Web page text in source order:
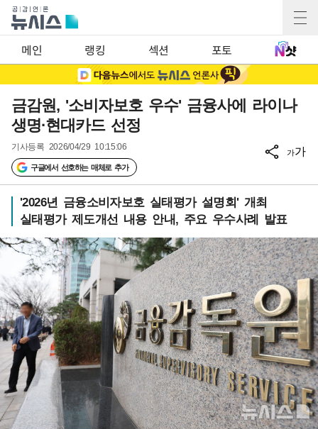
메인 랭킹 섹션 포토
금감원, '소비자보호 우수' 금융사에 라이나
생명·현대카드 선정
기사등록 2026/04/29 10:15:06
구글에서 선호하는 매체로 추가
가가
'2026년 금융소비자보호 실태평가 설명회' 개최
실태평가 제도개선 내용 안내, 주요 우수사례 발표